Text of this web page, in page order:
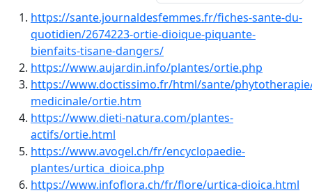
https://sante.journaldesfemmes.fr/fiches-sante-du-
quotidien/2674223-ortie-dioique-piquante-
bienfaits-tisane-dangers/
https://www.aujardin.info/plantes/ortie.php
https://www.doctissimo.fr/html/sante/
medicinale/ortie.htm
https://www.dieti-natura.com/plantes-
actifs/ortie.html
https://www.avogel.ch/fr/encyclopaedie-
plantes/urtica_dioica.php
https://www.infoflora.ch/fr/flore/urtica-dioica.html